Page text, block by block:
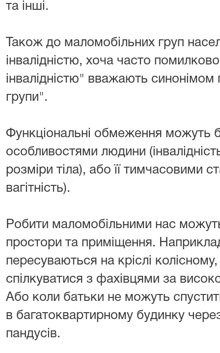
та інші.
Також до маломобільних груп
інвалідністю, хоча часто
інвалідністю" вважають синонімом
групи".
Функціональні обмеження можуть
особливостями людини
розміри тіла), або її тимчасовими
вагітність).
Робити маломобільними нас
простори та приміщення.
пересуваються на кріслі
спілкуватися з фахівцями за
Або коли батьки не можуть
в багатоквартирному будинку
пандусів.